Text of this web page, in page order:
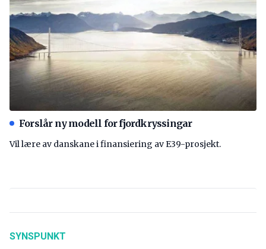
Forslår ny modell for fjordkryssingar
Vil lære av danskane i finansiering av E39-prosjekt.
SYNSPUNKT